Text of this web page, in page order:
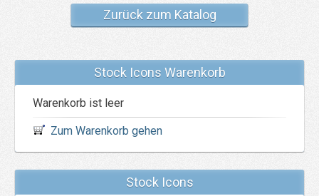
Zurück zum Katalog
Stock Icons Warenkorb
Warenkorb ist leer
Zum Warenkorb gehen
Stock Icons